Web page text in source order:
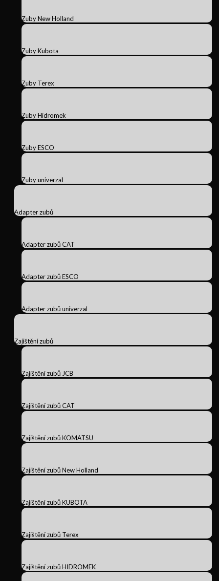
Zuby New Holland
Zuby Kubota
Zuby Terex
Zuby Hidromek
Zuby ESCO
Zuby univerzal
Adapter zubů
Adapter zubů CAT
Adapter zubů ESCO
Adapter zubů univerzal
Zajištění zubů
Zajištění zubů JCB
Zajištění zubů CAT
Zajištění zubů KOMATSU
Zajištění zubů New Holland
Zajištění zubů KUBOTA
Zajištění zubů Terex
Zajištění zubů HIDROMEK